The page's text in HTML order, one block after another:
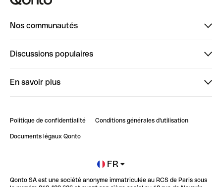
Nos communautés
ClubQonto
Discussions populaires
Impact de l'IA sur les carrières/productivité
En savoir plus
Blog
Newsroom
Glossaire finance
Politique de confidentialité Conditions générales d'utilisation
Documents légaux Qonto
FR
Qonto SA est une société anonyme immatriculée au RCS de Paris sous